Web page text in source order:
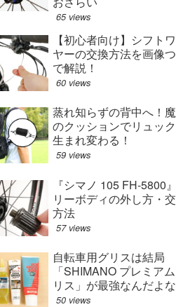
65 views
【初心者向け】シフト
ヤーの交換方法を画像
で解説！
60 views
蒸れ知らずの背中へ！
のクッションでリュッ
生まれ変わる！
59 views
『シマノ 105 FH-5800
リーボディの外し方・
方法
57 views
自転車用グリスは結局
「SHIMANO プレミア
リス」が最強なんだよ
50 views